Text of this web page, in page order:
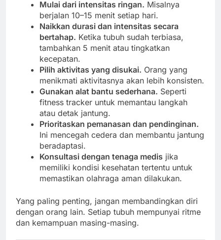
Mulai dari intensitas ringan. Misalnya
berjalan 10–15 menit setiap hari.
Naikkan durasi dan intensitas secara
bertahap. Ketika tubuh sudah terbiasa,
tambahkan 5 menit atau tingkatkan
kecepatan.
Pilih aktivitas yang disukai. Orang yang
menikmati aktivitasnya akan lebih konsisten.
Gunakan alat bantu sederhana. Seperti
fitness tracker untuk memantau langkah
atau detak jantung.
Prioritaskan pemanasan dan pendinginan.
Ini mencegah cedera dan membantu jantung
beradaptasi.
Konsultasi dengan tenaga medis jika
memiliki kondisi kesehatan tertentu untuk
memastikan olahraga aman dilakukan.
Yang paling penting, jangan membandingkan diri
dengan orang lain. Setiap tubuh mempunyai ritme
dan kemampuan masing-masing.